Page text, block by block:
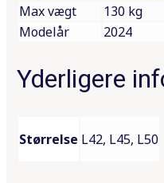
Max vægt
130 kg
Modelår
2024
Yderligere
Størrelse L42, L45, L50